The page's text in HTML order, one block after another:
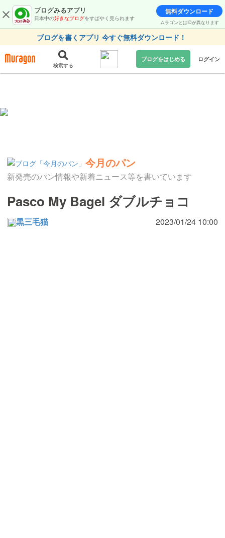
ブログみるアプリ
日本中の好きなブログをすばやく見られます
無料ダウンロード
ムラゴンとはIDが異なります
ブログを書くアプリ 今すぐ無料ダウンロード！
検索する
ブログをはじめる ログイン
今月のパン
新発売のパン情報や新着ニュース等を書いています
Pasco My Bagel ダブルチョコ
黒三毛猫 2023/01/24 10:00